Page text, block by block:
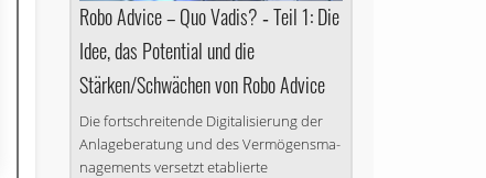
Robo Advice – Quo Vadis? ‑ Teil 1: Die
Idee, das Potential und die
Stärken/Schwächen von Robo Advice
Die fortschreitende Digitalisierung der
Anlageberatung und des Ver­mögens­ma­
na­ge­ments versetzt etablierte